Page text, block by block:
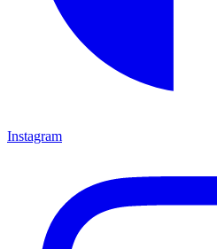
Instagram